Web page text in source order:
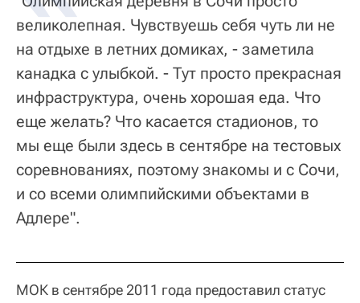
великолепная. Чувствуешь себя чуть ли не
на отдыхе в летних домиках, - заметила
канадка с улыбкой. - Тут просто прекрасная
инфраструктура, очень хорошая еда. Что
еще желать? Что касается стадионов, то
мы еще были здесь в сентябре на тестовых
соревнованиях, поэтому знакомы и с Сочи,
и со всеми олимпийскими объектами в
Адлере".
МОК в сентябре 2011 года предоставил статус